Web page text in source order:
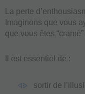
La perte
Imaginons que vous
que vous êtes “cramé”
Il est essentiel de :
sortir de